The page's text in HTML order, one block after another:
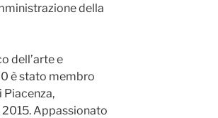
della
dell’arte e
è stato membro
Piacenza,
Appassionato